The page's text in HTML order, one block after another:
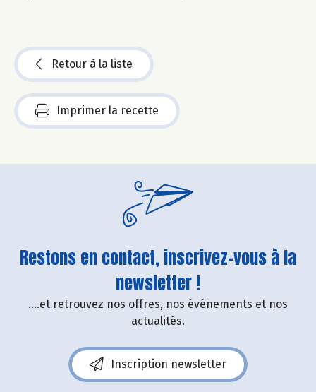
Retour à la liste
Imprimer la recette
Restons en contact, inscrivez-vous à la
newsletter !
....et retrouvez nos offres, nos événements et nos
actualités.
Inscription newsletter